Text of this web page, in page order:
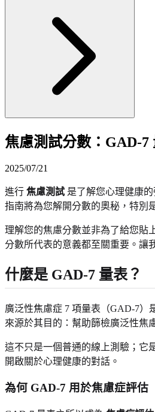
焦慮測試分數：GAD-7
2025/07/21
進行 焦慮測試 是了解您心理健康
指南將為您解開分數的奧秘，特
理解您的焦慮分數並非為了給您貼
分數所代表的意義都至關重要。讓
什麼是 GAD-7 量表？
廣泛性焦慮症 7 項量表（GAD-7
來源於其目的：幫助篩檢廣泛性焦
這不只是一個普通的線上測驗；它
開啟關於心理健康的對話。
為何 GAD-7 用於焦慮症評估